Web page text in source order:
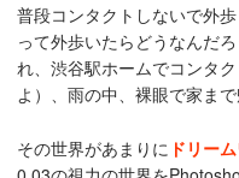
普段コンタクトしないで外
って外歩いたらどうなんだ
れ、渋谷駅ホームでコンタ
よ）、雨の中、裸眼で家ま
その世界があまりに ドリー